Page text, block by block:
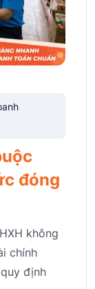
đóng
không
chính
định